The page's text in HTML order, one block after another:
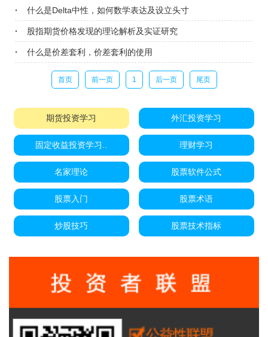
什么是Delta中性，如何数学表达及设立头寸
股指期货价格发现的理论解析及实证研究
什么是价差套利，价差套利的使用
首页 前一页 1 后一页 尾页
期货投资学习 外汇投资学习
固定收益投资学习.. 理财学习
名家理论 股票软件公式
股票入门 股票术语
炒股技巧 股票技术指标